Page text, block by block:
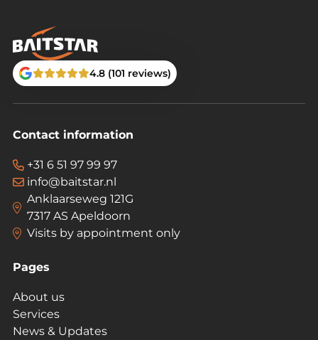
4.8 (101 reviews)
Contact information
+31 6 51 97 99 97
info@baitstar.nl
Anklaarseweg 121G
7317 AS Apeldoorn
Visits by appointment only
Pages
About us
Services
News & Updates